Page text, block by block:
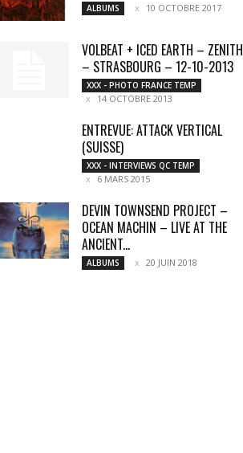
ALBUMS 10 OCTOBRE 2017
VOLBEAT + ICED EARTH – ZENITH
– STRASBOURG – 12-10-2013
XXX - PHOTO FRANCE TEMP
14 OCTOBRE 2013
ENTREVUE: ATTACK VERTICAL
(SUISSE)
XXX - INTERVIEWS QC TEMP
6 MARS 2015
DEVIN TOWNSEND PROJECT –
OCEAN MACHIN – LIVE AT THE
ANCIENT...
ALBUMS 20 JUIN 2018